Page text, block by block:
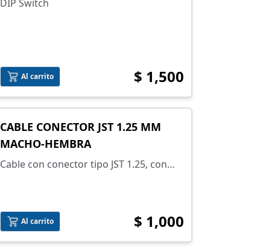
DIP Switch
Al carrito $ 1,500
CABLE CONECTOR JST 1.25 MM
MACHO-HEMBRA
Cable con conector tipo JST 1.25, con
lista.Al carrito $ 1,000